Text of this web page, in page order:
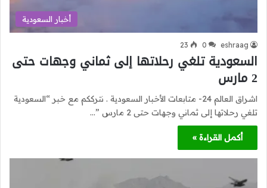
أخبار السعودية
eshraag
0
23
السعودية تلغي رحلاتها إلى ثماني وجهات حتى
2 مارس
اشراق العالم 24- متابعات الأخبار السعودية . نترككم مع خبر “السعودية
تلغي رحلاتها إلى ثماني وجهات حتى 2 مارس ”…
أكمل القراءة »